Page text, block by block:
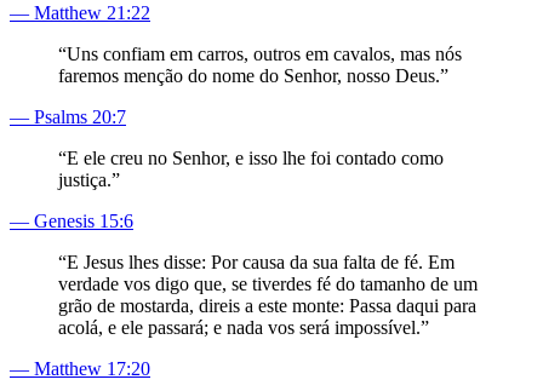
— Matthew 21:22
“Uns confiam em carros, outros em cavalos, mas nós
faremos menção do nome do Senhor, nosso Deus.”
— Psalms 20:7
“E ele creu no Senhor, e isso lhe foi contado como
justiça.”
— Genesis 15:6
“E Jesus lhes disse: Por causa da sua falta de fé. Em
verdade vos digo que, se tiverdes fé do tamanho de um
grão de mostarda, direis a este monte: Passa daqui para
acolá, e ele passará; e nada vos será impossível.”
— Matthew 17:20